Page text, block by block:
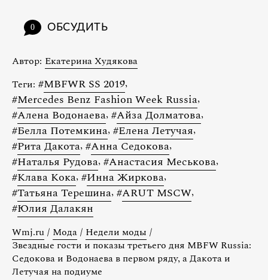
0 ОБСУДИТЬ
Автор: Екатерина Худякова
Теги: #MBFWR SS 2019,
#Mercedes Benz Fashion Week Russia,
#Алена Водонаева, #Айза Долматова,
#Белла Потемкина, #Елена Летучая,
#Рита Дакота, #Анна Седокова,
#Наталья Рудова, #Анастасия Меськова,
#Клава Кока, #Инна Жиркова,
#Татьяна Терешина, #ARUT MSCW,
#Юлия Далакян
Wmj.ru / Мода / Недели моды /
Звездные гости и показы третьего дня MBFW Russia:
Седокова и Водонаева в первом ряду, а Дакота и
Летучая на подиуме